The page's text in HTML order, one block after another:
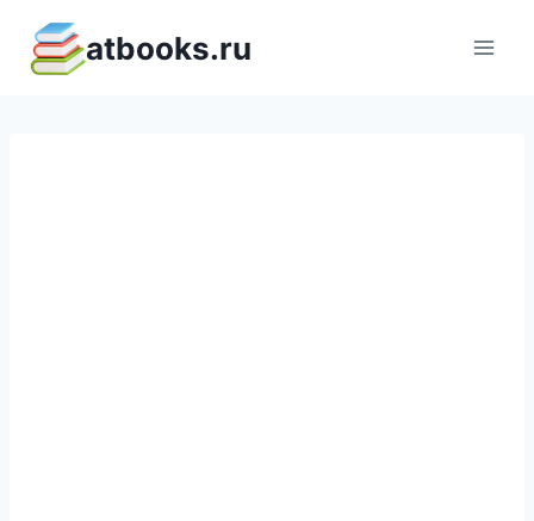
содержимому
atbooks.ru